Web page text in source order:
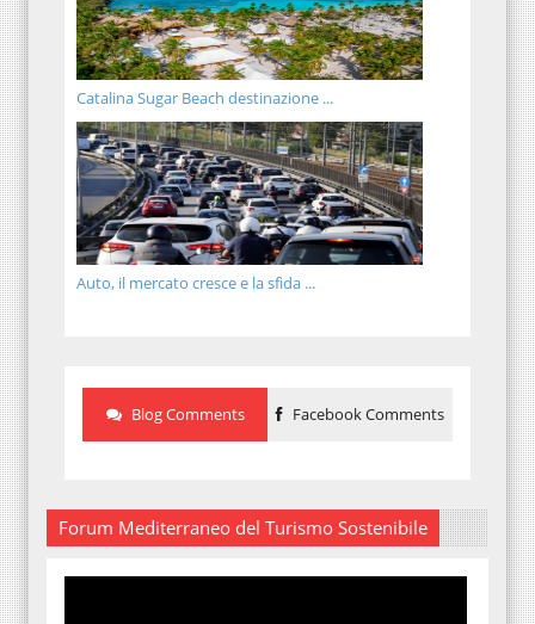
Catalina Sugar Beach destinazione ...
Auto, il mercato cresce e la sfida ...
Blog Comments Facebook Comments
Forum Mediterraneo del Turismo Sostenibile